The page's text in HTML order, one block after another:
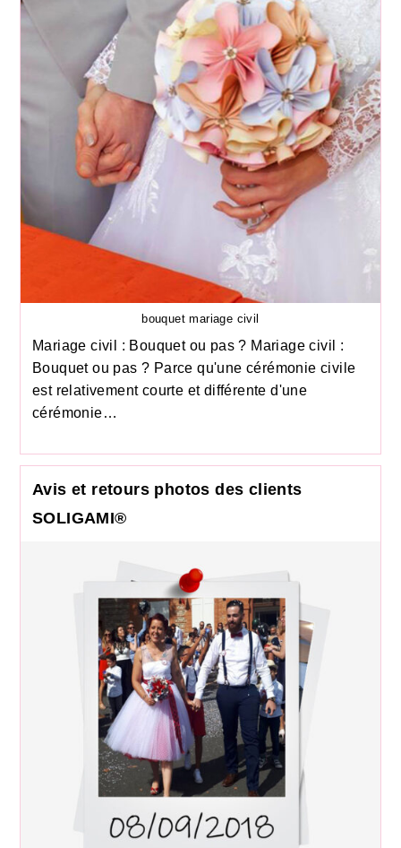
bouquet mariage civil
Mariage civil : Bouquet ou pas ? Mariage civil :
Bouquet ou pas ? Parce qu'une cérémonie civile
est relativement courte et différente d'une
cérémonie…
Avis et retours photos des clients
SOLIGAMI®